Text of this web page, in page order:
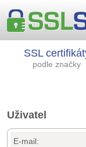
SSL
podle značky
Uživatel
E-mail: